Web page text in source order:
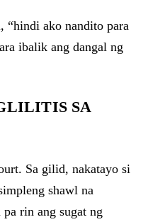
“hindi ako nandito para
ibalik ang dangal ng
SA
Sa gilid, nakatayo si
shawl na
rin ang sugat ng